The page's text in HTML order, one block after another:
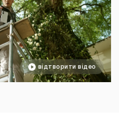
відтворити відео